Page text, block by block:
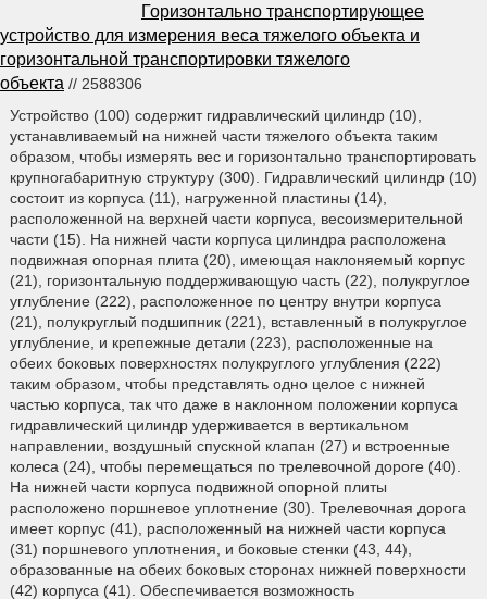
Горизонтально транспортирующее
устройство для измерения веса тяжелого объекта и
горизонтальной транспортировки тяжелого
объекта // 2588306
Устройство (100) содержит гидравлический цилиндр (10),
устанавливаемый на нижней части тяжелого объекта таким
образом, чтобы измерять вес и горизонтально транспортировать
крупногабаритную структуру (300). Гидравлический цилиндр (10)
состоит из корпуса (11), нагруженной пластины (14),
расположенной на верхней части корпуса, весоизмерительной
части (15). На нижней части корпуса цилиндра расположена
подвижная опорная плита (20), имеющая наклоняемый корпус
(21), горизонтальную поддерживающую часть (22), полукруглое
углубление (222), расположенное по центру внутри корпуса
(21), полукруглый подшипник (221), вставленный в полукруглое
углубление, и крепежные детали (223), расположенные на
обеих боковых поверхностях полукруглого углубления (222)
таким образом, чтобы представлять одно целое с нижней
частью корпуса, так что даже в наклонном положении корпуса
гидравлический цилиндр удерживается в вертикальном
направлении, воздушный спускной клапан (27) и встроенные
колеса (24), чтобы перемещаться по трелевочной дороге (40).
На нижней части корпуса подвижной опорной плиты
расположено поршневое уплотнение (30). Трелевочная дорога
имеет корпус (41), расположенный на нижней части корпуса
(31) поршневого уплотнения, и боковые стенки (43, 44),
образованные на обеих боковых сторонах нижней поверхности
(42) корпуса (41). Обеспечивается возможность